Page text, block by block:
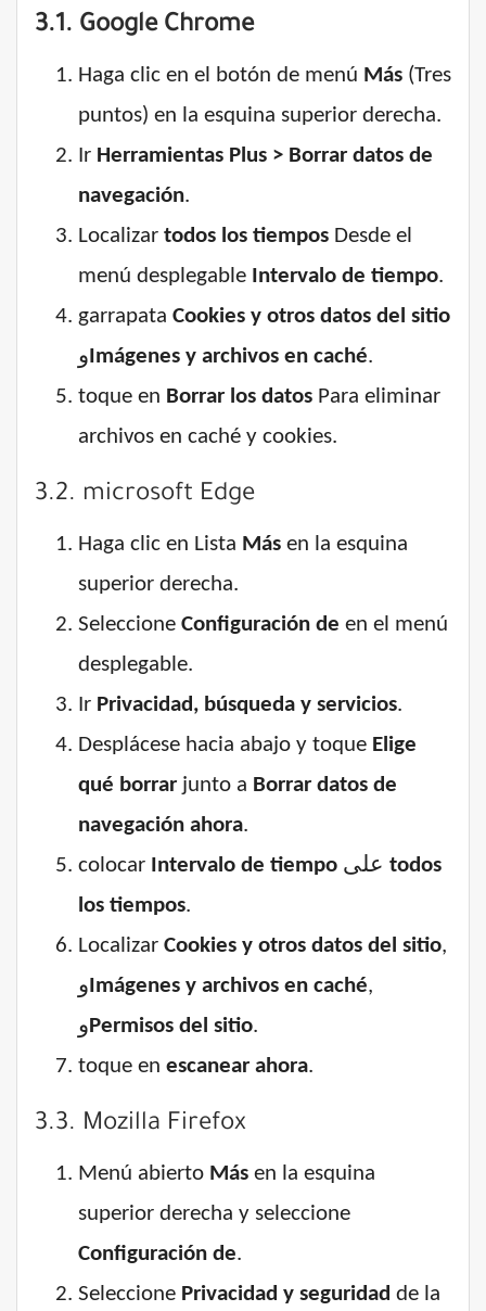
3.1. Google Chrome
Haga clic en el botón de menú Más (Tres
puntos) en la esquina superior derecha.
Ir Herramientas Plus > Borrar datos de
navegación.
Localizar todos los tiempos Desde el
menú desplegable Intervalo de tiempo.
garrapata Cookies y otros datos del sitio
و Imágenes y archivos en caché.
toque en Borrar los datos Para eliminar
archivos en caché y cookies.
3.2. microsoft Edge
Haga clic en Lista Más en la esquina
superior derecha.
Seleccione Configuración de en el menú
desplegable.
Ir Privacidad, búsqueda y servicios.
Desplácese hacia abajo y toque Elige
qué borrar junto a Borrar datos de
navegación ahora.
colocar Intervalo de tiempo
todos
los tiempos.
Localizar Cookies y otros datos del sitio,
و Imágenes y archivos en caché,
وPermisos del sitio.
toque en escanear ahora.
3.3. Mozilla Firefox
Menú abierto Más en la esquina
superior derecha y seleccione
Configuración de.
Seleccione Privacidad y seguridad de la